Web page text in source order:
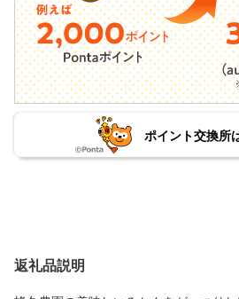
ポイント交換所
返礼品説明